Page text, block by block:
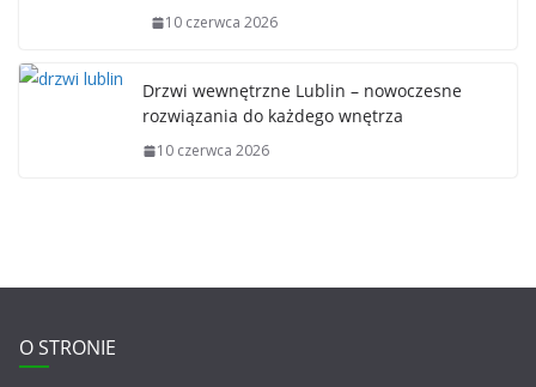
10 czerwca 2026
Drzwi wewnętrzne Lublin – nowoczesne
rozwiązania do każdego wnętrza
10 czerwca 2026
O STRONIE